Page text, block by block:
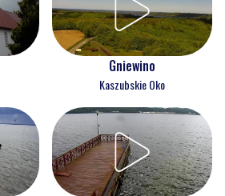
Gniewino
Kaszubskie Oko